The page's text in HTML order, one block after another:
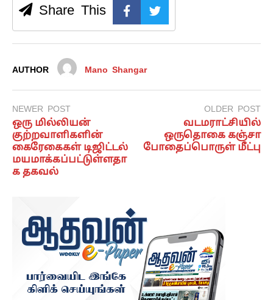
Share This
AUTHOR Mano Shangar
NEWER POST
ஒரு மில்லியன்
குற்றவாளிகளின்
கைரேகைகள் டிஜிட்டல்
மயமாக்கப்பட்டுள்ளதா
க தகவல்
OLDER POST
வடமராட்சியில்
ஒருதொகை கஞ்சா
போதைப்பொருள் மீட்பு